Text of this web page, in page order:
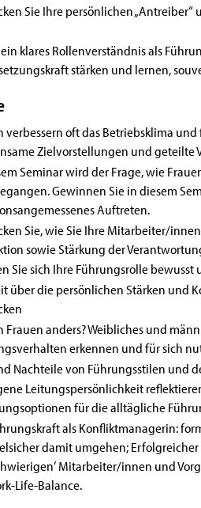
Sie Ihre persönlichen
klares Rollenverständnis als
stärken und lernen,
verbessern oft das Betriebsklima
Zielvorstellungen und geteilte
Seminar wird der Frage, wie
Gewinnen Sie in diesem
Auftreten.
Sie, wie Sie Ihre Mitarbeiter/
sowie Stärkung der
Sie sich Ihre Führungsrolle
über die persönlichen Stärken und
Frauen anders? Weibliches und
erkennen und für sich
Nachteile von Führungsstilen und
Leitungspersönlichkeit
für die alltägliche
als Konfliktmanagerin:
damit umgehen;
Mitarbeiter/innen und
Life-Balance.